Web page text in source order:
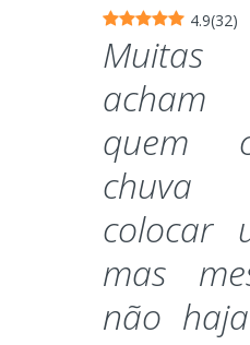
4.9(32)
Muitas
quem
chuva
colocar
mas
não